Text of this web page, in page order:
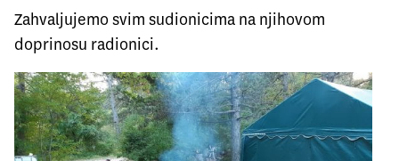
Zahvaljujemo svim sudionicima na njihovom
doprinosu radionici.